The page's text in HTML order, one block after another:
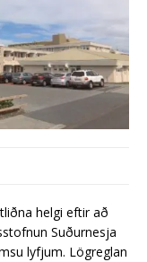
helgi eftir að
Suðurnesja
lyfjum. Lögreglan